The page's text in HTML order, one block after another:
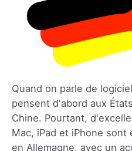
Quand on parle de
pensent d'abord aux
Chine. Pourtant,
Mac, iPad et iPhone
en Allemagne, avec un